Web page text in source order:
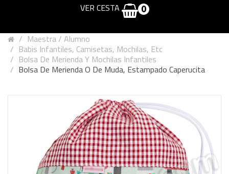
VER CESTA 0
Maestra / Alumno
Babis Infantiles, Camisetas, Mochilas, Etc
Bolsa De Merienda Y Mochilas Infantiles
Bolsa De Merienda O De Muda, Estampado Caperucita